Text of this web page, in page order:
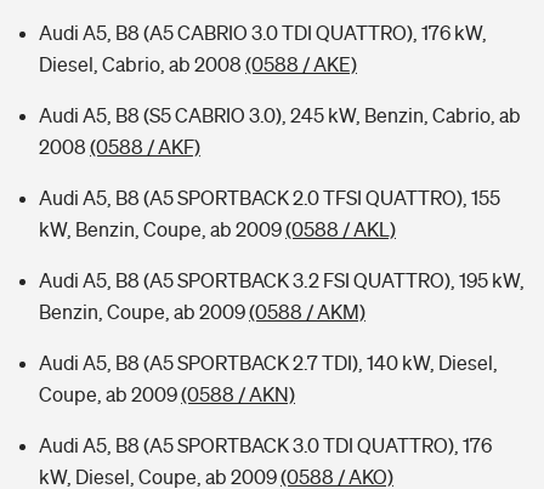
Audi A5, B8 (A5 CABRIO 3.0 TDI QUATTRO), 176 kW,
Diesel, Cabrio, ab 2008 (0588 / AKE)
Audi A5, B8 (S5 CABRIO 3.0), 245 kW, Benzin, Cabrio, ab
2008 (0588 / AKF)
Audi A5, B8 (A5 SPORTBACK 2.0 TFSI QUATTRO), 155
kW, Benzin, Coupe, ab 2009(0588 / AKL)
Audi A5, B8 (A5 SPORTBACK 3.2 FSI QUATTRO), 195 kW,
Benzin, Coupe, ab 2009(0588 / AKM)
Audi A5, B8 (A5 SPORTBACK 2.7 TDI), 140 kW, Diesel,
Coupe, ab 2009(0588 / AKN)
Audi A5, B8 (A5 SPORTBACK 3.0 TDI QUATTRO), 176
kW, Diesel, Coupe, ab 2009(0588 / AKO)